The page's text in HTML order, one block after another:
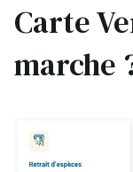
Carte
marche